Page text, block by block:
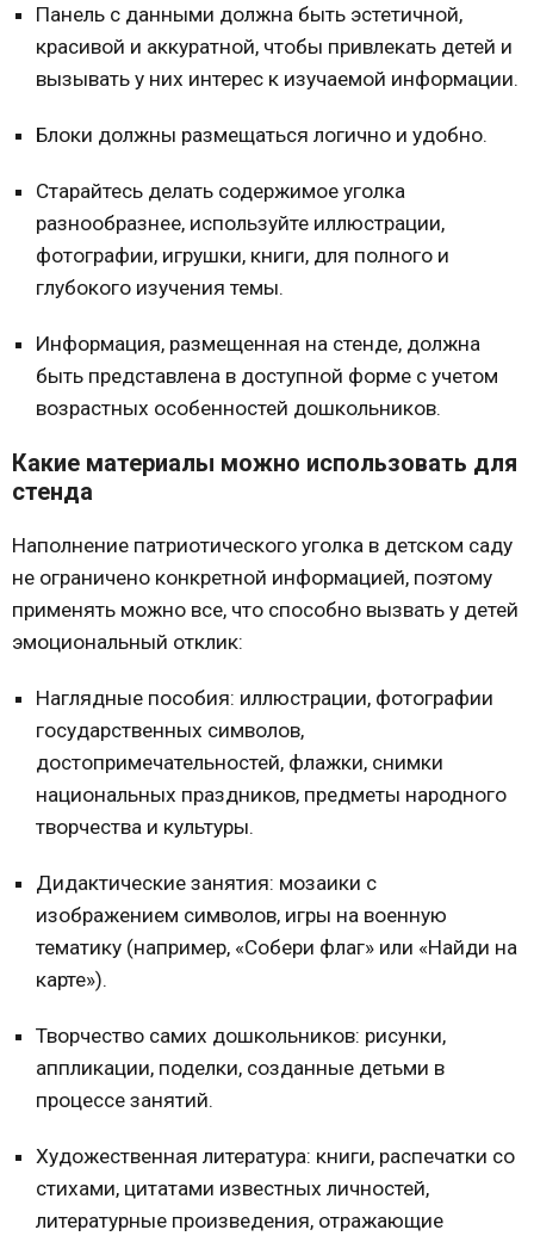
Панель с данными должна быть эстетичной,
красивой и аккуратной, чтобы привлекать детей и
вызывать у них интерес к изучаемой информации.
Блоки должны размещаться логично и удобно.
Старайтесь делать содержимое уголка
разнообразнее, используйте иллюстрации,
фотографии, игрушки, книги, для полного и
глубокого изучения темы.
Информация, размещенная на стенде, должна
быть представлена в доступной форме с учетом
возрастных особенностей дошкольников.
Какие материалы можно использовать для
стенда
Наполнение патриотического уголка в детском саду
не ограничено конкретной информацией, поэтому
применять можно все, что способно вызвать у детей
эмоциональный отклик:
Наглядные пособия: иллюстрации, фотографии
государственных символов,
достопримечательностей, флажки, снимки
национальных праздников, предметы народного
творчества и культуры.
Дидактические занятия: мозаики с
изображением символов, игры на военную
тематику (например, «Собери флаг» или «Найди на
карте»).
Творчество самих дошкольников: рисунки,
аппликации, поделки, созданные детьми в
процессе занятий.
Художественная литература: книги, распечатки со
стихами, цитатами известных личностей,
литературные произведения, отражающие